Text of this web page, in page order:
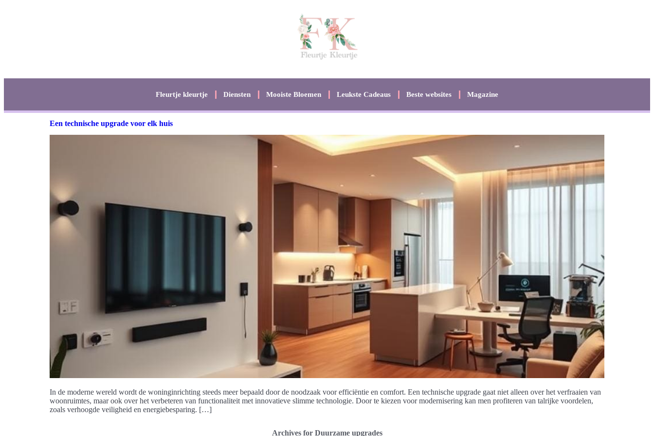
Fleurtje kleurtje Diensten Mooiste Bloemen Leukste Cadeaus Beste websites Magazine
Een technische upgrade voor elk huis
In de moderne wereld wordt de woninginrichting steeds meer bepaald door de noodzaak voor efficiëntie en comfort. Een technische upgrade gaat niet alleen over het verfraaien van
woonruimtes, maar ook over het verbeteren van functionaliteit met innovatieve slimme technologie. Door te kiezen voor modernisering kan men profiteren van talrijke voordelen,
zoals verhoogde veiligheid en energiebesparing. […]
Archives for Duurzame upgrades